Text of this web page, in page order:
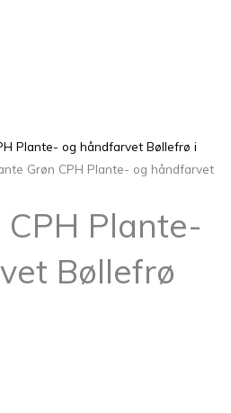
Plante- og håndfarvet Bøllefrø i
Grøn CPH Plante- og håndfarvet
Plante-
Bøllefrø